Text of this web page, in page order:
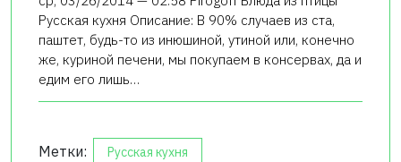
Русская кухня Описание: В 90% случаев из ста,
паштет, будь-то из инюшиной, утиной или, конечно
же, куриной печени, мы покупаем в консервах, да и
едим его лишь…
Метки: Русская кухня